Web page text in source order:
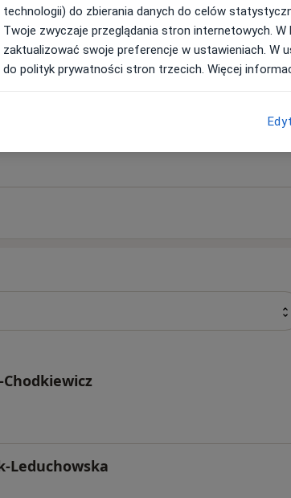
Leduchowska
technologii) do zbierania danych do celów
Twoje zwyczaje przeglądania stron internetowych.
zaktualizować swoje preferencje w ustawieniach. W
do polityk prywatności stron trzecich. Więcej